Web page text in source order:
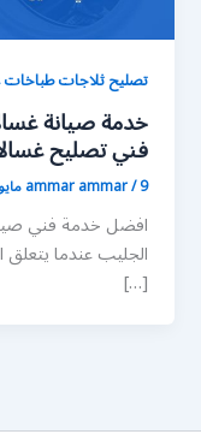
تصليح ثلاجات
فني تصليح
ammar ammar/9 مايو، 2020
افضل خدمة فني
الجليب عندما يتعلق
[…]